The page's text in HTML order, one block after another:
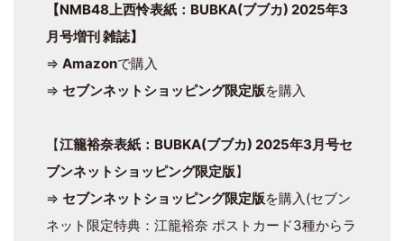
【NMB48上西怜表紙：BUBKA(ブブカ) 2025年3
月号増刊 雑誌】
⇒ Amazonで購入
⇒ セブンネットショッピング限定版を購入
【江籠裕奈表紙：BUBKA(ブブカ) 2025年3月号セ
ブンネットショッピング限定版】
⇒ セブンネットショッピング限定版を購入(セブン
ネット限定特典：江籠裕奈 ポストカード3種からラ